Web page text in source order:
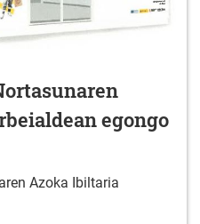
egongo
Azoka Ibiltaria